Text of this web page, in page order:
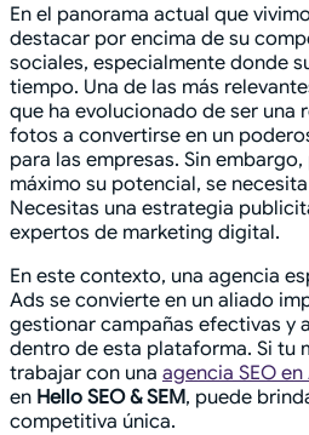
En el panorama actual que
destacar por encima de su
sociales, especialmente donde
tiempo. Una de las más
que ha evolucionado de ser
fotos a convertirse en un
para las empresas. Sin
máximo su potencial, se
Necesitas una estrategia
expertos de marketing digital.
En este contexto, una agencia
Ads se convierte en un aliado
gestionar campañas efectivas y
dentro de esta plataforma. Si tu
trabajar con una agencia SEO
en Hello SEO & SEM, puede
competitiva única.